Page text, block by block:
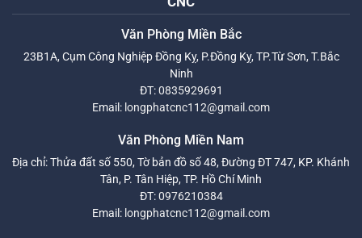
Văn Phòng Miền Bắc
23B1A, Cụm Công Nghiệp Đồng Kỵ, P.Đồng Kỵ, TP.Từ Sơn, T.Bắc
Ninh
ĐT:0835929691
Email: longphatcnc112@gmail.com
Văn Phòng Miền Nam
Địa chỉ: Thửa đất số 550, Tờ bản đồ số 48, Đường ĐT 747, KP. Khánh
Tân, P. Tân Hiệp, TP. Hồ Chí Minh
ĐT:0976210384
Email: longphatcnc112@gmail.com